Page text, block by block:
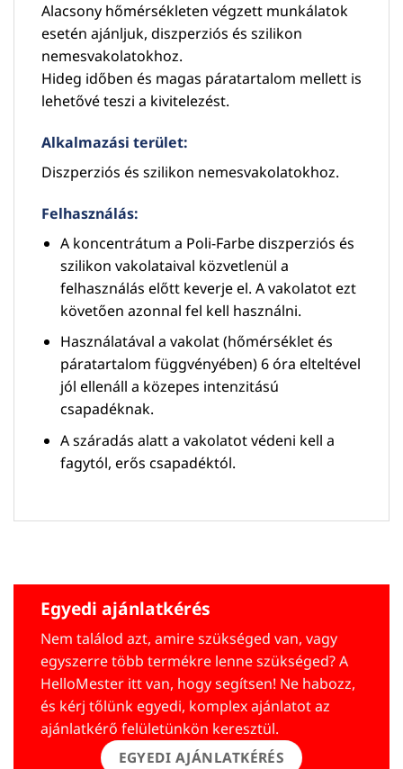
Alacsony hőmérsékleten végzett munkálatok
esetén ajánljuk, diszperziós és szilikon
nemesvakolatokhoz.
Hideg időben és magas páratartalom mellett is
lehetővé teszi a kivitelezést.
Alkalmazási terület:
Diszperziós és szilikon nemesvakolatokhoz.
Felhasználás:
A koncentrátum a Poli-Farbe diszperziós és
szilikon vakolataival közvetlenül a
felhasználás előtt keverje el. A vakolatot ezt
követően azonnal fel kell használni.
Használatával a vakolat (hőmérséklet és
páratartalom függvényében) 6 óra elteltével
jól ellenáll a közepes intenzitású
csapadéknak.
A száradás alatt a vakolatot védeni kell a
fagytól, erős csapadéktól.
Egyedi ajánlatkérés
Nem találod azt, amire szükséged van, vagy
egyszerre több termékre lenne szükséged? A
HelloMester itt van, hogy segítsen! Ne habozz,
és kérj tőlünk egyedi, komplex ajánlatot az
ajánlatkérő felületünkön keresztül.
EGYEDI AJÁNLATKÉRÉS